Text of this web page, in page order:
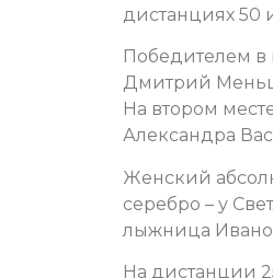
дистанциях 50
Победителем в
Дмитрий
На втором
Александра
Женский
серебро – у
лыжница
На дистанции